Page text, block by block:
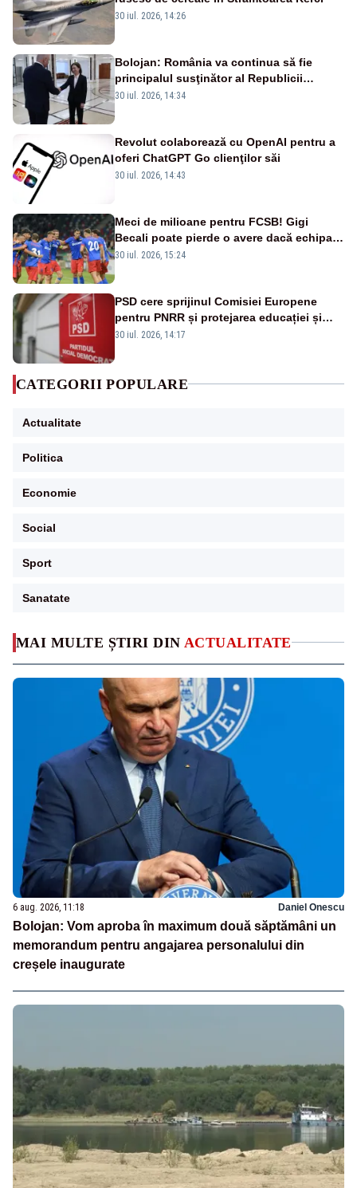
MAI MULTE ȘTIRI DIN ACTUALITATE
6 aug. 2026, 11:18 Daniel Onescu
Bolojan: Vom aproba în maximum două săptămâni un
memorandum pentru angajarea personalului din
creșele inaugurate
30 iul. 2026, 14:26
Bolojan: România va continua să fie
principalul susţinător al Republicii
Moldova la nivelul Uniunii Europene
30 iul. 2026, 14:34
Revolut colaborează cu OpenAI pentru a
oferi ChatGPT Go clienţilor săi
30 iul. 2026, 14:43
Meci de milioane pentru FCSB! Gigi
Becali poate pierde o avere dacă echipa
este eliminată de FK Auda
30 iul. 2026, 15:24
PSD cere sprijinul Comisiei Europene
pentru PNRR și protejarea educației și
sănătății
30 iul. 2026, 14:17
CATEGORII POPULARE
Actualitate
Politica
Economie
Social
Sport
Sanatate